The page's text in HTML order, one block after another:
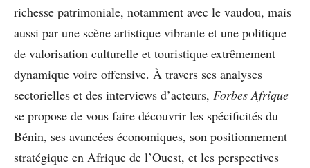
richesse patrimoniale, notamment avec le vaudou, mais
aussi par une scène artistique vibrante et une politique
de valorisation culturelle et touristique extrêmement
dynamique voire offensive. À travers ses analyses
sectorielles et des interviews d’acteurs, Forbes Afrique
se propose de vous faire découvrir les spécificités du
Bénin, ses avancées économiques, son positionnement
stratégique en Afrique de l’Ouest, et les perspectives